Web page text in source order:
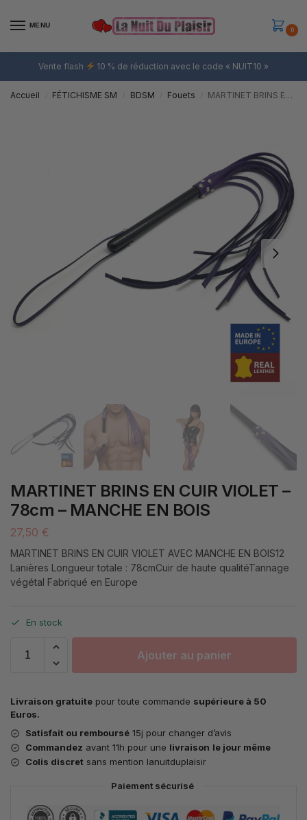
MENU
0
Vente flash 10 % de réduction avec le code « NUIT10 »
Accueil FÉTICHISME SM BDSM Fouets MARTINET BRINS EN CUIR VIOLET – 78cm – MANCHE EN BOIS
MARTINET BRINS EN CUIR VIOLET –
78cm – MANCHE EN BOIS
27,50 €
MARTINET BRINS EN CUIR VIOLET AVEC MANCHE EN BOIS12
Lanières Longueur totale : 78cmCuir de haute qualitéTannage
végétal Fabriqué en Europe
En stock
Ajouter au panier
Livraison gratuite pour toute commande supérieure à 50
Euros.
Satisfait ou remboursé 15j pour changer d’avis
Commandez avant 11h pour une livraison le jour même
Colis discret sans mention lanuitduplaisir
Paiement sécurisé